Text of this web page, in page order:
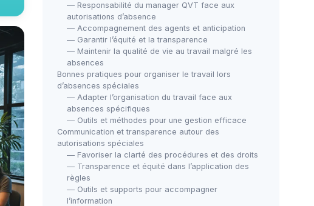
— Responsabilité du manager QVT face aux
autorisations d’absence
— Accompagnement des agents et anticipation
— Garantir l’équité et la transparence
— Maintenir la qualité de vie au travail malgré les
absences
Bonnes pratiques pour organiser le travail lors
d’absences spéciales
— Adapter l’organisation du travail face aux
absences spécifiques
— Outils et méthodes pour une gestion efficace
Communication et transparence autour des
autorisations spéciales
— Favoriser la clarté des procédures et des droits
— Transparence et équité dans l’application des
règles
— Outils et supports pour accompagner
l’information